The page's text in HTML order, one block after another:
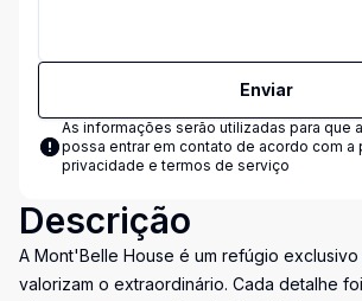
Enviar
As informações serão utilizadas para que
possa entrar em contato de acordo com a
privacidade e termos de serviço
Descrição
A Mont'Belle House é um refúgio
valorizam o extraordinário. Cada detalhe